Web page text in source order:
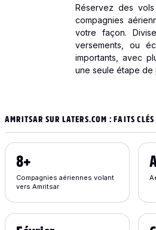
Réservez des
compagnies
votre façon.
versements, ou
importants, avec
une seule étape de
AMRITSAR SUR LATERS.COM : FAITS CLÉS
Compagnies aériennes volant
vers Amritsar
8+